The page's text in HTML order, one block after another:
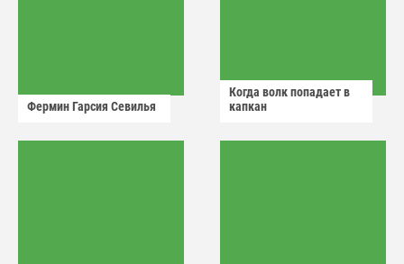
Фермин Гарсия Севилья
Когда волк попадает в
капкан